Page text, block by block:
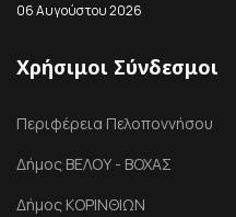
06 Αυγούστου 2026
Χρήσιμοι Σύνδεσμοι
Περιφέρεια Πελοποννήσου
Δήμος ΒΕΛΟΥ - ΒΟΧΑΣ
Δήμος ΚΟΡΙΝΘΙΩΝ